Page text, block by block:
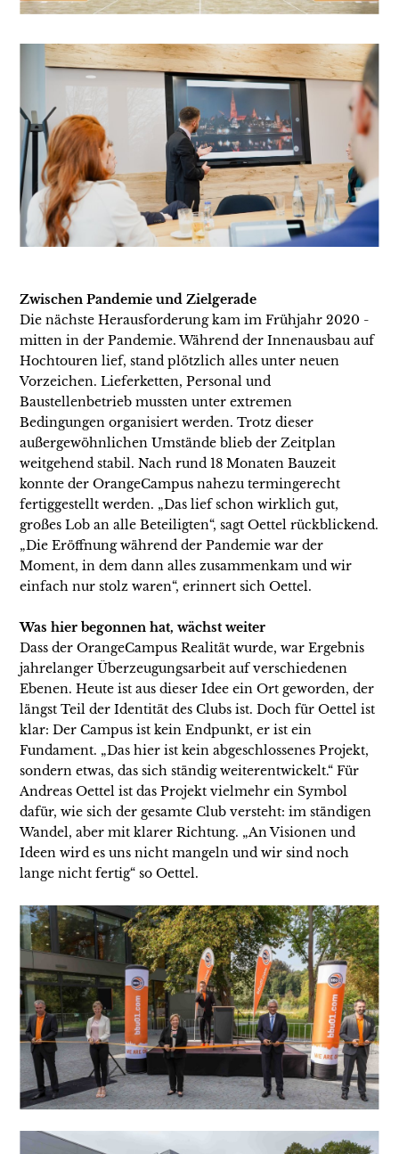
Zwischen Pandemie und Zielgerade
Die nächste Herausforderung kam im Frühjahr 2020 -
mitten in der Pandemie. Während der Innenausbau auf
Hochtouren lief, stand plötzlich alles unter neuen
Vorzeichen. Lieferketten, Personal und
Baustellenbetrieb mussten unter extremen
Bedingungen organisiert werden. Trotz dieser
außergewöhnlichen Umstände blieb der Zeitplan
weitgehend stabil. Nach rund 18 Monaten Bauzeit
konnte der OrangeCampus nahezu termingerecht
fertiggestellt werden. „Das lief schon wirklich gut,
großes Lob an alle Beteiligten“, sagt Oettel rückblickend.
„Die Eröffnung während der Pandemie war der
Moment, in dem dann alles zusammenkam und wir
einfach nur stolz waren“, erinnert sich Oettel.
Was hier begonnen hat, wächst weiter
Dass der OrangeCampus Realität wurde, war Ergebnis
jahrelanger Überzeugungsarbeit auf verschiedenen
Ebenen. Heute ist aus dieser Idee ein Ort geworden, der
längst Teil der Identität des Clubs ist. Doch für Oettel ist
klar: Der Campus ist kein Endpunkt, er ist ein
Fundament. „Das hier ist kein abgeschlossenes Projekt,
sondern etwas, das sich ständig weiterentwickelt.“ Für
Andreas Oettel ist das Projekt vielmehr ein Symbol
dafür, wie sich der gesamte Club versteht: im ständigen
Wandel, aber mit klarer Richtung. „An Visionen und
Ideen wird es uns nicht mangeln und wir sind noch
lange nicht fertig“ so Oettel.